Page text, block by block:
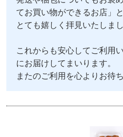
てお買い物ができるお店」
とても嬉しく拝見いたしまし
これからも安心してご利用
にお届けしてまいります。
またのご利用を心よりお待